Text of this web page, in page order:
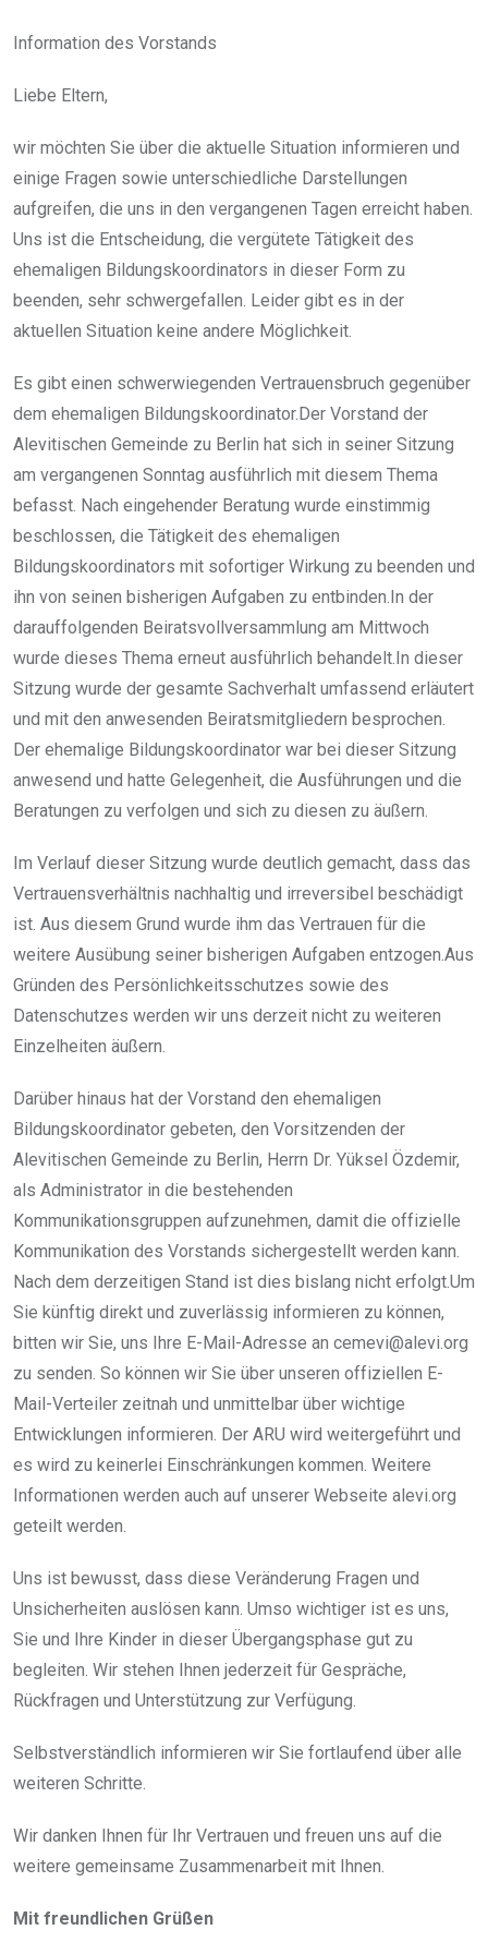
Information des Vorstands
Liebe Eltern,
wir möchten Sie über die aktuelle Situation informieren und
einige Fragen sowie unterschiedliche Darstellungen
aufgreifen, die uns in den vergangenen Tagen erreicht haben.
Uns ist die Entscheidung, die vergütete Tätigkeit des
ehemaligen Bildungskoordinators in dieser Form zu
beenden, sehr schwergefallen. Leider gibt es in der
aktuellen Situation keine andere Möglichkeit.
Es gibt einen schwerwiegenden Vertrauensbruch gegenüber
dem ehemaligen Bildungskoordinator.Der Vorstand der
Alevitischen Gemeinde zu Berlin hat sich in seiner Sitzung
am vergangenen Sonntag ausführlich mit diesem Thema
befasst. Nach eingehender Beratung wurde einstimmig
beschlossen, die Tätigkeit des ehemaligen
Bildungskoordinators mit sofortiger Wirkung zu beenden und
ihn von seinen bisherigen Aufgaben zu entbinden.In der
darauffolgenden Beiratsvollversammlung am Mittwoch
wurde dieses Thema erneut ausführlich behandelt.In dieser
Sitzung wurde der gesamte Sachverhalt umfassend erläutert
und mit den anwesenden Beiratsmitgliedern besprochen.
Der ehemalige Bildungskoordinator war bei dieser Sitzung
anwesend und hatte Gelegenheit, die Ausführungen und die
Beratungen zu verfolgen und sich zu diesen zu äußern.
Im Verlauf dieser Sitzung wurde deutlich gemacht, dass das
Vertrauensverhältnis nachhaltig und irreversibel beschädigt
ist. Aus diesem Grund wurde ihm das Vertrauen für die
weitere Ausübung seiner bisherigen Aufgaben entzogen.Aus
Gründen des Persönlichkeitsschutzes sowie des
Datenschutzes werden wir uns derzeit nicht zu weiteren
Einzelheiten äußern.
Darüber hinaus hat der Vorstand den ehemaligen
Bildungskoordinator gebeten, den Vorsitzenden der
Alevitischen Gemeinde zu Berlin, Herrn Dr. Yüksel Özdemir,
als Administrator in die bestehenden
Kommunikationsgruppen aufzunehmen, damit die offizielle
Kommunikation des Vorstands sichergestellt werden kann.
Nach dem derzeitigen Stand ist dies bislang nicht erfolgt.Um
Sie künftig direkt und zuverlässig informieren zu können,
bitten wir Sie, uns Ihre E-Mail-Adresse an cemevi@alevi.org
zu senden. So können wir Sie über unseren offiziellen E-
Mail-Verteiler zeitnah und unmittelbar über wichtige
Entwicklungen informieren. Der ARU wird weitergeführt und
es wird zu keinerlei Einschränkungen kommen. Weitere
Informationen werden auch auf unserer Webseite alevi.org
geteilt werden.
Uns ist bewusst, dass diese Veränderung Fragen und
Unsicherheiten auslösen kann. Umso wichtiger ist es uns,
Sie und Ihre Kinder in dieser Übergangsphase gut zu
begleiten. Wir stehen Ihnen jederzeit für Gespräche,
Rückfragen und Unterstützung zur Verfügung.
Selbstverständlich informieren wir Sie fortlaufend über alle
weiteren Schritte.
Wir danken Ihnen für Ihr Vertrauen und freuen uns auf die
weitere gemeinsame Zusammenarbeit mit Ihnen.
Mit freundlichen Grüßen